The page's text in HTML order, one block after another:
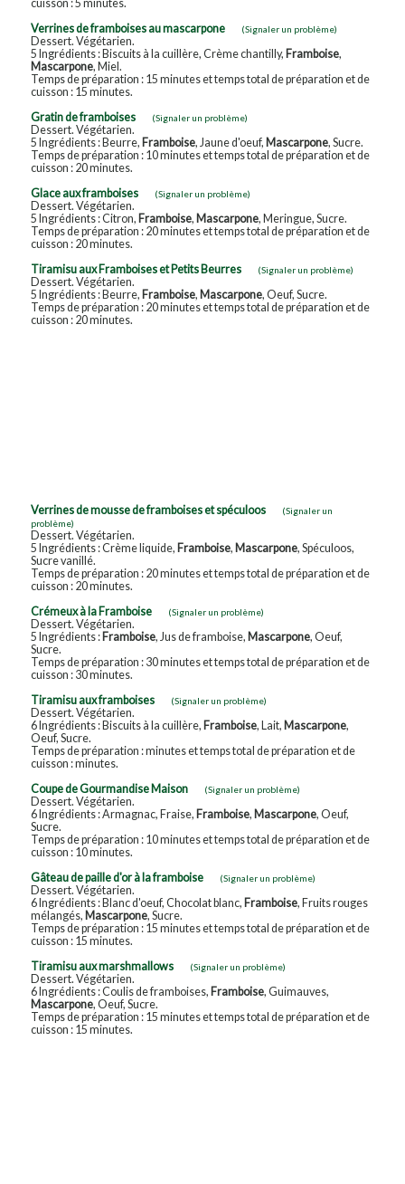
cuisson : 5 minutes.
Verrines de framboises au mascarpone
(Signaler un problème)
Dessert. Végétarien.
5 Ingrédients : Biscuits à la cuillère, Crème chantilly, Framboise,
Mascarpone, Miel.
Temps de préparation : 15 minutes et temps total de préparation et de
cuisson : 15 minutes.
Gratin de framboises
(Signaler un problème)
Dessert. Végétarien.
5 Ingrédients : Beurre, Framboise, Jaune d'oeuf, Mascarpone, Sucre.
Temps de préparation : 10 minutes et temps total de préparation et de
cuisson : 20 minutes.
Glace aux framboises
(Signaler un problème)
Dessert. Végétarien.
5 Ingrédients : Citron, Framboise, Mascarpone, Meringue, Sucre.
Temps de préparation : 20 minutes et temps total de préparation et de
cuisson : 20 minutes.
Tiramisu aux Framboises et Petits Beurres
(Signaler un problème)
Dessert. Végétarien.
5 Ingrédients : Beurre, Framboise, Mascarpone, Oeuf, Sucre.
Temps de préparation : 20 minutes et temps total de préparation et de
cuisson : 20 minutes.
Verrines de mousse de framboises et spéculoos
(Signaler un
problème)
Dessert. Végétarien.
5 Ingrédients : Crème liquide, Framboise, Mascarpone, Spéculoos,
Sucre vanillé.
Temps de préparation : 20 minutes et temps total de préparation et de
cuisson : 20 minutes.
Crémeux à la Framboise
(Signaler un problème)
Dessert. Végétarien.
5 Ingrédients : Framboise, Jus de framboise, Mascarpone, Oeuf,
Sucre.
Temps de préparation : 30 minutes et temps total de préparation et de
cuisson : 30 minutes.
Tiramisu aux framboises
(Signaler un problème)
Dessert. Végétarien.
6 Ingrédients : Biscuits à la cuillère, Framboise, Lait, Mascarpone,
Oeuf, Sucre.
Temps de préparation : minutes et temps total de préparation et de
cuisson : minutes.
Coupe de Gourmandise Maison
(Signaler un problème)
Dessert. Végétarien.
6 Ingrédients : Armagnac, Fraise, Framboise, Mascarpone, Oeuf,
Sucre.
Temps de préparation : 10 minutes et temps total de préparation et de
cuisson : 10 minutes.
Gâteau de paille d'or à la framboise
(Signaler un problème)
Dessert. Végétarien.
6 Ingrédients : Blanc d'oeuf, Chocolat blanc, Framboise, Fruits rouges
mélangés, Mascarpone, Sucre.
Temps de préparation : 15 minutes et temps total de préparation et de
cuisson : 15 minutes.
Tiramisu aux marshmallows
(Signaler un problème)
Dessert. Végétarien.
6 Ingrédients : Coulis de framboises, Framboise, Guimauves,
Mascarpone, Oeuf, Sucre.
Temps de préparation : 15 minutes et temps total de préparation et de
cuisson : 15 minutes.